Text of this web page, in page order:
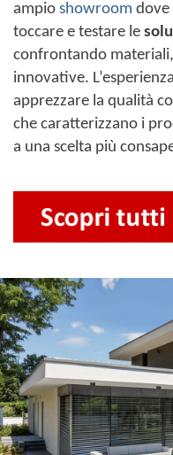
ampio showroom dove
toccare e testare le
confrontando
innovative.
apprezzare la qualità
che caratterizzano i
a una scelta più